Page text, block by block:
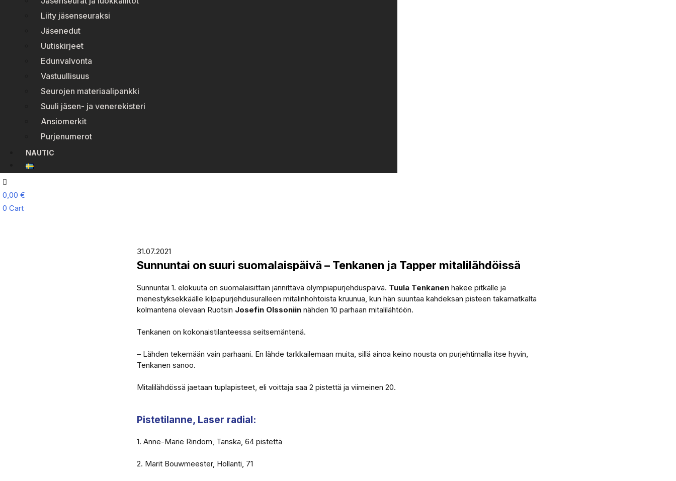
Liity jäsenseuraksi
Jäsenedut
Uutiskirjeet
Edunvalvonta
Vastuullisuus
Seurojen materiaalipankki
Suuli jäsen- ja venerekisteri
Ansiomerkit
Purjenumerot
NAUTIC
0,00 €
0 Cart
31.07.2021
Sunnuntai on suuri suomalaispäivä – Tenkanen ja Tapper mitalilähdöissä
Sunnuntai 1. elokuuta on suomalaisittain jännittävä olympiapurjehduspäivä. Tuula Tenkanen hakee pitkälle ja
menestyksekkäälle kilpapurjehdusuralleen mitalinhohtoista kruunua, kun hän suuntaa kahdeksan pisteen takamatkalta
kolmantena olevaan Ruotsin Josefin Olssoniin nähden 10 parhaan mitalilähtöön.
Tenkanen on kokonaistilanteessa seitsemäntenä.
– Lähden tekemään vain parhaani. En lähde tarkkailemaan muita, sillä ainoa keino nousta on purjehtimalla itse hyvin,
Tenkanen sanoo.
Mitalilähdössä jaetaan tuplapisteet, eli voittaja saa 2 pistettä ja viimeinen 20.
Pistetilanne, Laser radial:
1. Anne-Marie Rindom, Tanska, 64 pistettä
2. Marit Bouwmeester, Hollanti, 71